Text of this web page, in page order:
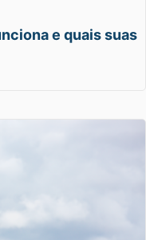
e quais suas